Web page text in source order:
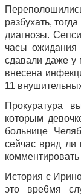
разбухать,
диагнозы.
часы ожидания
сдавали даже у
внесена
11
Прокуратура
которым
больнице
сейчас вряд ли
История с
это вре6мя